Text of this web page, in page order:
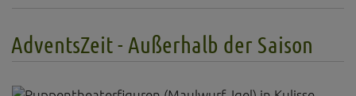
AdventsZeit - Außerhalb der Saison